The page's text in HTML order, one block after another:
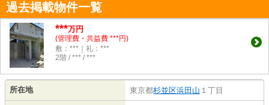
過去掲載物件一覧
***万円
(管理費・共益費 ***円)
敷：***｜礼：***
2階 / *** / ***
所在地 東京都杉並区浜田山 １丁目